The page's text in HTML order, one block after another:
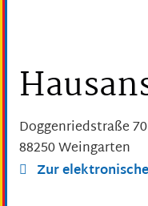
Doggenriedstraße 70
88250Weingarten
Zur